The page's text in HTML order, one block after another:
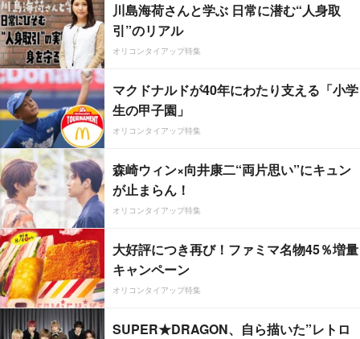
川島海荷さんと学ぶ 日常に潜む“人身取
引”のリアル
オリコンタイアップ特集
マクドナルドが40年にわたり支える「小学
生の甲子園」
オリコンタイアップ特集
森崎ウィン×向井康二“両片思い”にキュン
が止まらん！
オリコンタイアップ特集
大好評につき再び！ファミマ名物45％増量
キャンペーン
オリコンタイアップ特集
SUPER★DRAGON、自ら描いた”レトロ